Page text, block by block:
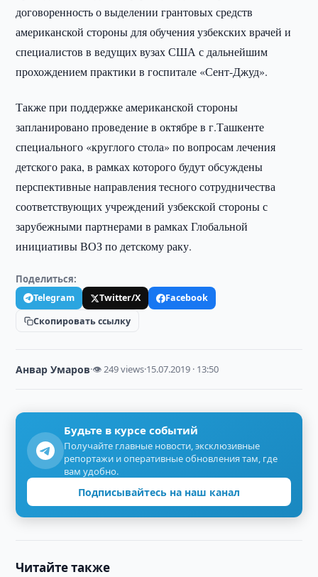
договоренность о выделении грантовых средств
американской стороны для обучения узбекских врачей и
специалистов в ведущих вузах США с дальнейшим
прохождением практики в госпитале «Сент-Джуд».
Также при поддержке американской стороны
запланировано проведение в октябре в г.Ташкенте
специального «круглого стола» по вопросам лечения
детского рака, в рамках которого будут обсуждены
перспективные направления тесного сотрудничества
соответствующих учреждений узбекской стороны с
зарубежными партнерами в рамках Глобальной
инициативы ВОЗ по детскому раку.
Поделиться:
Telegram Twitter/X
Facebook
Скопировать ссылку
Анвар Умаров·👁 249 views·15.07.2019 · 13:50
Будьте в курсе событий
Получайте главные новости, эксклюзивные
репортажи и оперативные обновления там, где
вам удобно.
Подписывайтесь на наш канал
Читайте также